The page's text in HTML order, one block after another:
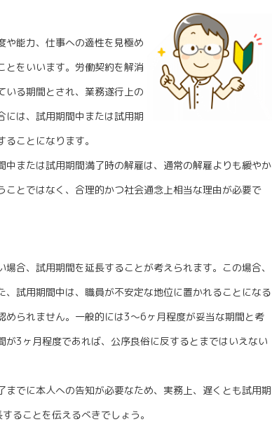
能力、仕事への適性を見極め
とをいいます。労働契約を解消
いる期間とされ、業務遂行上の
には、試用期間中または試用期
ことになります。
または試用期間満了時の解雇は、通常の解雇よりも緩やか
とではなく、合理的かつ社会通念上相当な理由が必要で
合、試用期間を延長することが考えられます。この場合、
試用期間中は、職員が不安定な地位に置かれることになる
られません。一般的には3～6ヶ月程度が妥当な期間と考
3ヶ月程度であれば、公序良俗に反するとまではいえない
でに本人への告知が必要なため、実務上、遅くとも試用期
ることを伝えるべきでしょう。